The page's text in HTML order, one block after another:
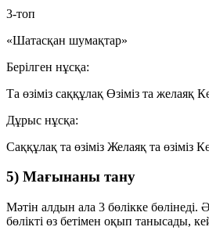
3-топ
«Шатасқан шумақтар»
Берілген нұсқа:
Та өзіміз саққұлақ Өзіміз та желаяқ
Дұрыс нұсқа:
Саққұлақ та өзіміз Желаяқ та өзіміз
5) Мағынаны тану
Мәтін алдын ала 3 бөлікке бөлінеді.
бөлікті өз бетімен оқып танысады,